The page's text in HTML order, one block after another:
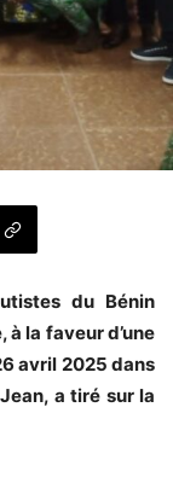
du Bénin
la faveur d’une
avril 2025 dans
a tiré sur la